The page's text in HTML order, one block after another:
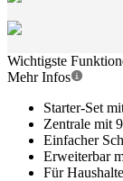
Wichtigste
Mehr Infos
Starter-Set
Zentrale mit
Einfacher
Erweiterbar
Für